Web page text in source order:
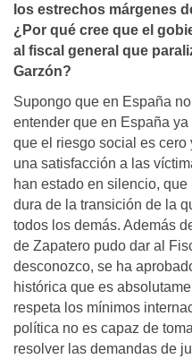
los estrechos márgenes
¿Por qué cree que el
al fiscal general que
Garzón?
Supongo que en España
entender que en España
que el riesgo social es
una satisfacción a las
han estado en silencio,
dura de la transición de la
todos los demás. Además
de Zapatero pudo dar al
desconozco, se ha
histórica que es
respeta los mínimos
política no es capaz de
resolver las demandas de